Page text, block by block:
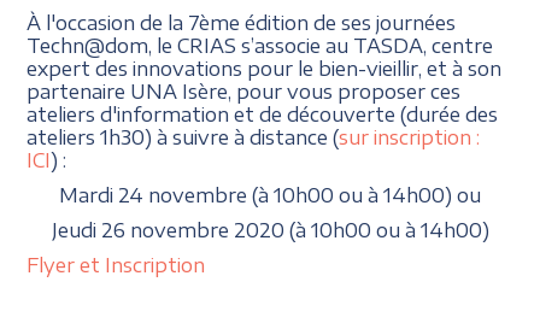
À l'occasion de la 7ème édition de ses journées
Techn@dom, le CRIAS s’associe au TASDA, centre
expert des innovations pour le bien-vieillir, et à son
partenaire UNA Isère, pour vous proposer ces
ateliers d'information et de découverte (durée des
ateliers 1h30) à suivre à distance (sur inscription :
ICI) :
Mardi 24 novembre (à 10h00 ou à 14h00) ou
Jeudi 26 novembre 2020 (à 10h00 ou à 14h00)
Flyer et Inscription